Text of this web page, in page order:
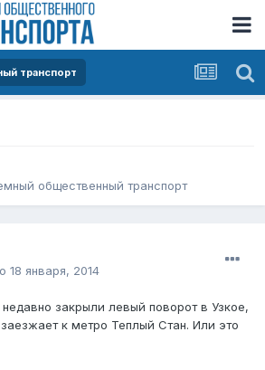
транспорт
общественный транспорт
18 января, 2014
закрыли левый поворот в Узкое,
к метро Теплый Стан. Или это